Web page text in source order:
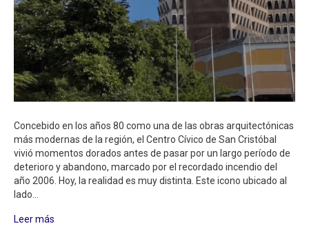
Concebido en los años 80 como una de las obras arquitectónicas
más modernas de la región, el Centro Cívico de San Cristóbal
vivió momentos dorados antes de pasar por un largo período de
deterioro y abandono, marcado por el recordado incendio del
año 2006. Hoy, la realidad es muy distinta. Este icono ubicado al
lado…
Leer más